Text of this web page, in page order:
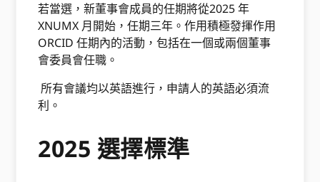
若當選，新董事會成員的任期將從2025 年
XNUMX 月開始，任期三年。作用積極發揮作用
ORCID 任期內的活動，包括在一個或兩個董事
會委員會任職。
所有會議均以英語進行，申請人的英語必須流
利。
2025 選擇標準